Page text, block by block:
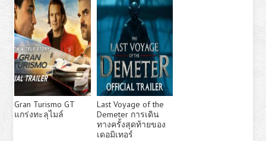
Gran Turismo GT
แกร่งทะลุไมล์
Last Voyage of the
Demeter การเดิน
ทางครั้งสุดท้ายของ
เดอมิเทอร์